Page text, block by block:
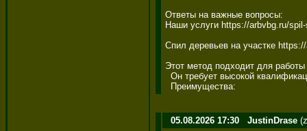
Ответы на важные вопросы:
Наши услуги https://arbvbg.ru/
Спил деревьев на участке
Этот метод подходит для
Он требует высокой
  Преимущества:
05.08.2026 17:30 JustinDrase